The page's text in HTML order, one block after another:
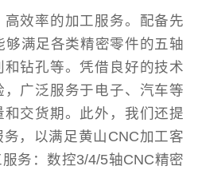
效率的加工服务。配备先
够满足各类精密零件的五轴
钻孔等。凭借良好的技术
广泛服务于电子、汽车等
交货期。此外，我们还提
，以满足黄山CNC加工客
务：数控3/4/5轴CNC精密